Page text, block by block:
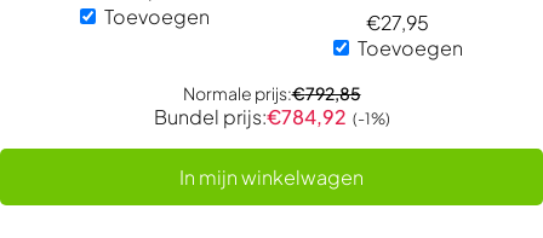
Toevoegen
€27,95
Toevoegen
Normale prijs:€792,85
Bundel prijs:€784,92 (-1%)
In mijn winkelwagen